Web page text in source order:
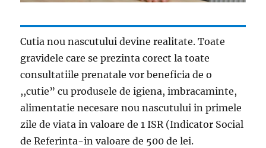
Cutia nou nascutului devine realitate. Toate
gravidele care se prezinta corect la toate
consultatiile prenatale vor beneficia de o
,,cutie” cu produsele de igiena, imbracaminte,
alimentatie necesare nou nascutului in primele
zile de viata in valoare de 1 ISR (Indicator Social
de Referinta-in valoare de 500 de lei.